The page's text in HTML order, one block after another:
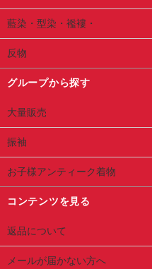
藍染・型染・襤褸・
反物
グループから探す
大量販売
振袖
お子様アンティーク着物
コンテンツを見る
返品について
メールが届かない方へ